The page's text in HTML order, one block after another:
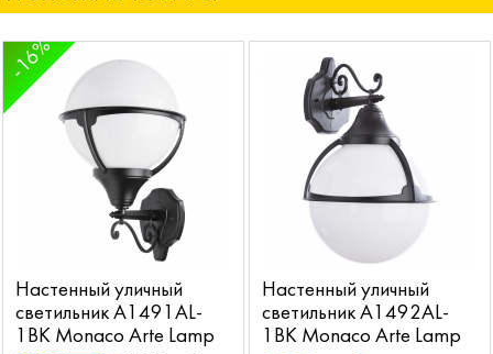
Настенный уличный
светильник A1491AL-
1BK Monaco Arte Lamp
-16%
Настенный уличный
светильник A1492AL-
1BK Monaco Arte Lamp